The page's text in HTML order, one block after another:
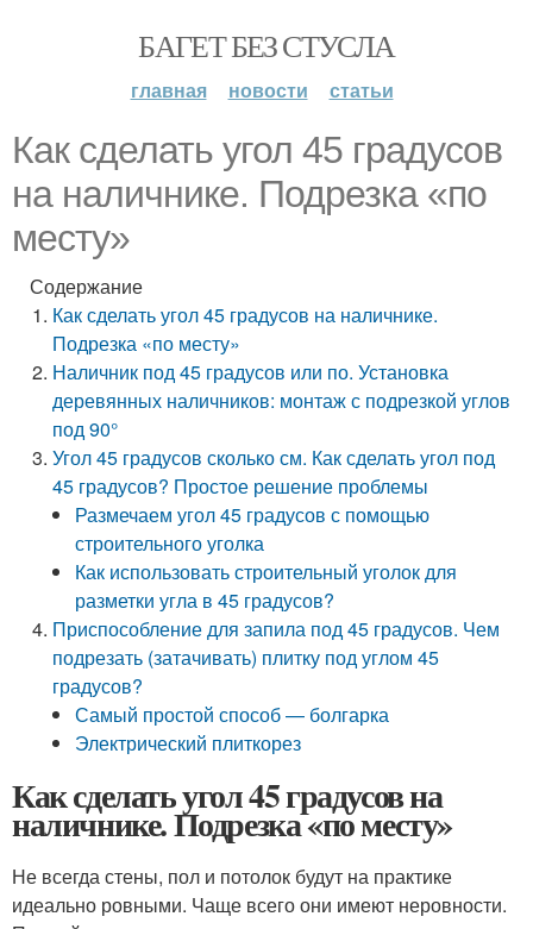
БАГЕТ БЕЗ СТУСЛА
главная новости статьи
Как сделать угол 45 градусов
на наличнике. Подрезка «по
месту»
Содержание
Как сделать угол 45 градусов на наличнике.
Подрезка «по месту»
Наличник под 45 градусов или по. Установка
деревянных наличников: монтаж с подрезкой углов
под 90°
Угол 45 градусов сколько см. Как сделать угол под
45 градусов? Простое решение проблемы
Размечаем угол 45 градусов с помощью
строительного уголка
Как использовать строительный уголок для
разметки угла в 45 градусов?
Приспособление для запила под 45 градусов. Чем
подрезать (затачивать) плитку под углом 45
градусов?
Самый простой способ — болгарка
Электрический плиткорез
Как сделать угол 45 градусов на
наличнике. Подрезка «по месту»
Не всегда стены, пол и потолок будут на практике
идеально ровными. Чаще всего они имеют неровности.